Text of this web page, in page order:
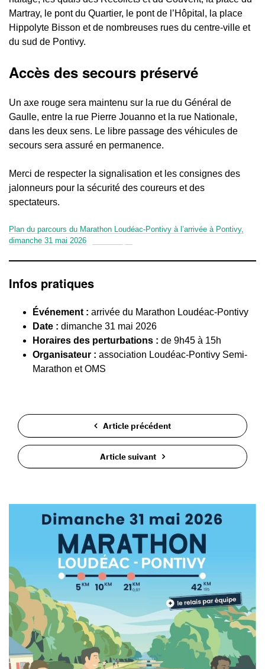
Martray, le pont du Quartier, le pont de l’Hôpital, la place
Hippolyte Bisson et de nombreuses rues du centre-ville et
du sud de Pontivy.
Accès des secours préservé
Un axe rouge sera maintenu sur la rue du Général de
Gaulle, entre la rue Pierre Jouanno et la rue Nationale,
dans les deux sens. Le libre passage des véhicules de
secours sera assuré en permanence.
Merci de respecter la signalisation et les consignes des
jalonneurs pour la sécurité des coureurs et des
spectateurs.
Plan du parcours du Marathon Loudéac-Pontivy à l’arrivée à Pontivy,
dimanche 31 mai 2026
Infos pratiques
Événement : arrivée du Marathon Loudéac-Pontivy
Date : dimanche 31 mai 2026
Horaires des perturbations : de 9h45 à 15h
Organisateur : association Loudéac-Pontivy Semi-
Marathon et OMS
Article précédent
Article suivant